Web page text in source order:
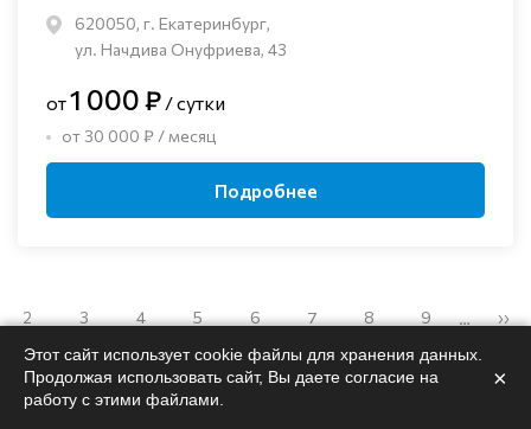
620050, г. Екатеринбург,
ул. Начдива Онуфриева, 43
от1 000 ₽ / сутки
от 30 000 ₽ / месяц
Подробнее
2 3 4 5 6 7 8 9 … ››
Этот сайт использует cookie файлы для хранения данных.
Продолжая использовать сайт, Вы даете согласие на
работу с этими файлами.
×